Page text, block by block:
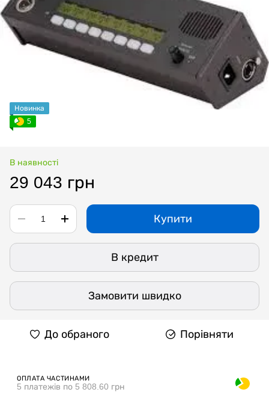
Новинка
5
В наявності
29 043 грн
Купити
В кредит
Замовити швидко
До обраного Порівняти
ОПЛАТА ЧАСТИНАМИ
5 платежів по 5 808.60 грн